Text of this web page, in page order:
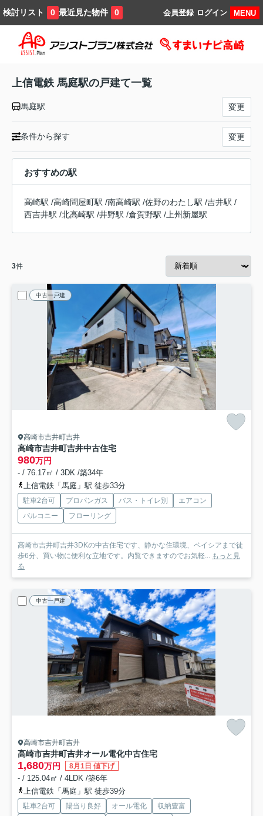
検討リスト 0 最近見た物件 0 MENU
ログイン
会員登録
上信電鉄 馬庭駅の戸建て一覧
馬庭駅 変更
条件から探す 変更
おすすめの駅
高崎駅 /高崎問屋町駅 /南高崎駅 /佐野のわたし駅 /吉井駅 /
西吉井駅 /北高崎駅 /井野駅 /倉賀野駅 / 上州新屋駅
3件
中古一戸建
高崎市吉井町吉井
高崎市吉井町吉井中古住宅
980万円
- / 76.17㎡ / 3DK /築34年
上信電鉄「馬庭」駅 徒歩33分
駐車2台可 プロパンガス バス・トイレ別
エアコン
バルコニー
フローリング
高崎市吉井町吉井3DKの中古住宅です、静かな住環境、ベイシアまで徒
歩6分、買い物に便利な立地です。内覧できますのでお気軽...
もっと見
る
中古一戸建
高崎市吉井町吉井
高崎市吉井町吉井オール電化中古住宅
1,680万円 8月1日 値下げ
- / 125.04㎡ / 4LDK /築6年
上信電鉄「馬庭」駅 徒歩39分
駐車2台可 陽当り良好 オール電化
収納豊富